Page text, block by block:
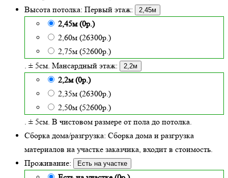
Высота потолка: Первый этаж: 2,45м
2,45м (0р.)
2,60м (26300р.)
2,75м (52600р.)
. ± 5см. Мансардный этаж:
2,2м
2,2м (0р.)
2,35м (26300р.)
2,50м (52600р.)
. ± 5см. В чистовом размере от пола до потолка.
Сборка дома/разгрузка: Сборка дома и разгрузка
материалов на участке заказчика, входит в стоимость.
Проживание:
Есть на участке